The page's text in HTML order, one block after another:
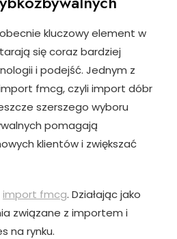
kluczowy element w
się coraz bardziej
i podejść. Jednym z
fmcg, czyli import dóbr
szerszego wyboru
pomagają
klientów i zwiększać
import fmcg. Działając jako
związane z importem i
na rynku.